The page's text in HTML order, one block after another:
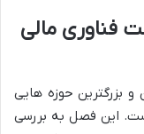
مالی
بزرگترین حوزه هایی
این فصل به بررسی